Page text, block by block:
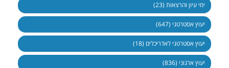
ימי עיון והרצאות (23)
יעוץ אסטרטגי (647)
יעוץ אסטרטגי לאדריכלים (18)
יעוץ ארגוני (836)